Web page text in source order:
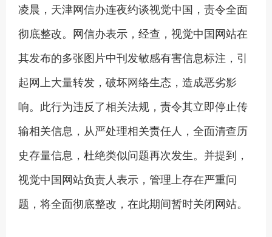
凌晨，天津网信办连夜约谈视觉中国，责令全面
彻底整改。网信办表示，经查，视觉中国网站在
其发布的多张图片中刊发敏感有害信息标注，引
起网上大量转发，破坏网络生态，造成恶劣影
响。此行为违反了相关法规，责令其立即停止传
输相关信息，从严处理相关责任人，全面清查历
史存量信息，杜绝类似问题再次发生。并提到，
视觉中国网站负责人表示，管理上存在严重问
题，将全面彻底整改，在此期间暂时关闭网站。